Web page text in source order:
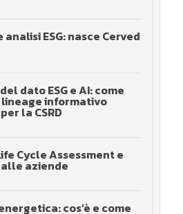
ESG: nasce Cerved
dato ESG e AI: come
informativo
la CSRD
Cycle Assessment e
aziende
cos’è e come